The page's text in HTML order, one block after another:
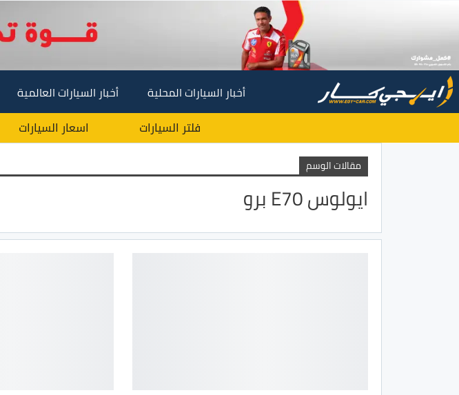
أخبار السيارات المحلية أخبار السيارات العالمية
فلتر السيارات اسعار السيارات
مقالات الوسم
ايولوس E70 برو